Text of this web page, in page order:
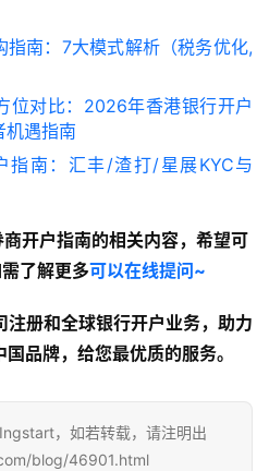
指南：7大模式解析（税务优化,
位对比：2026年香港银行开户
机遇指南
指南：汇丰/渣打/星展KYC与
开户指南的相关内容，希望可
了解更多可以在线提问~
注册和全球银行开户业务，助力
品牌，给您最优质的服务。
，如若转载，请注明出
blog/46901.html